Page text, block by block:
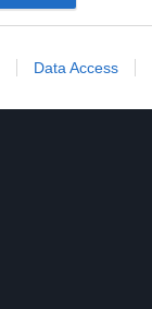
Data Access